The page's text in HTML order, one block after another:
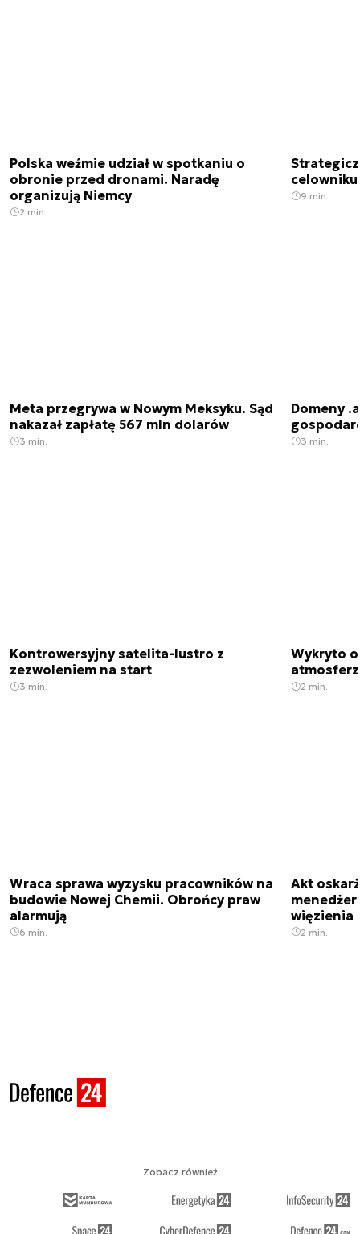
Polska weźmie udział w spotkaniu o
obronie przed dronami. Naradę
organizują Niemcy
2 min.
9 min.
Meta przegrywa w Nowym Meksyku. Sąd
nakazał zapłatę 567 mln dolarów
3 min.
Domeny
3 min.
Kontrowersyjny satelita-lustro z
zezwoleniem na start
3 min.
Wykryto
2 min.
Wraca sprawa wyzysku pracowników na
budowie Nowej Chemii. Obrońcy praw
alarmują
6 min.
Akt
więzienia
2 min.
Zobacz również